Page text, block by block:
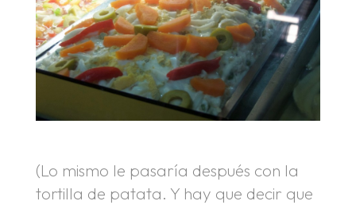
(Lo mismo le pasaría después con la
tortilla de patata. Y hay que decir que